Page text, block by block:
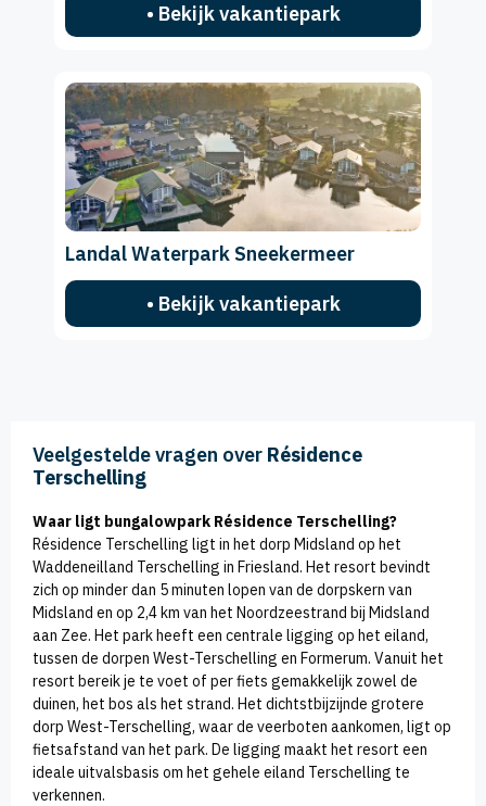
• Bekijk vakantiepark
Landal Waterpark Sneekermeer
• Bekijk vakantiepark
Veelgestelde vragen over Résidence
Terschelling
Waar ligt bungalowpark Résidence Terschelling?
Résidence Terschelling ligt in het dorp Midsland op het
Waddeneilland Terschelling in Friesland. Het resort bevindt
zich op minder dan 5 minuten lopen van de dorpskern van
Midsland en op 2,4 km van het Noordzeestrand bij Midsland
aan Zee. Het park heeft een centrale ligging op het eiland,
tussen de dorpen West-Terschelling en Formerum. Vanuit het
resort bereik je te voet of per fiets gemakkelijk zowel de
duinen, het bos als het strand. Het dichtstbijzijnde grotere
dorp West-Terschelling, waar de veerboten aankomen, ligt op
fietsafstand van het park. De ligging maakt het resort een
ideale uitvalsbasis om het gehele eiland Terschelling te
verkennen.